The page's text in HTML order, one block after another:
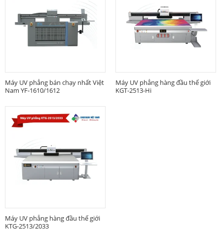
Máy UV phẳng bán chạy nhất Việt
Nam YF-1610/1612
Máy UV phẳng hàng đầu thế giới
KGT-2513-Hi
Máy UV phẳng hàng đầu thế giới
KTG-2513/2033